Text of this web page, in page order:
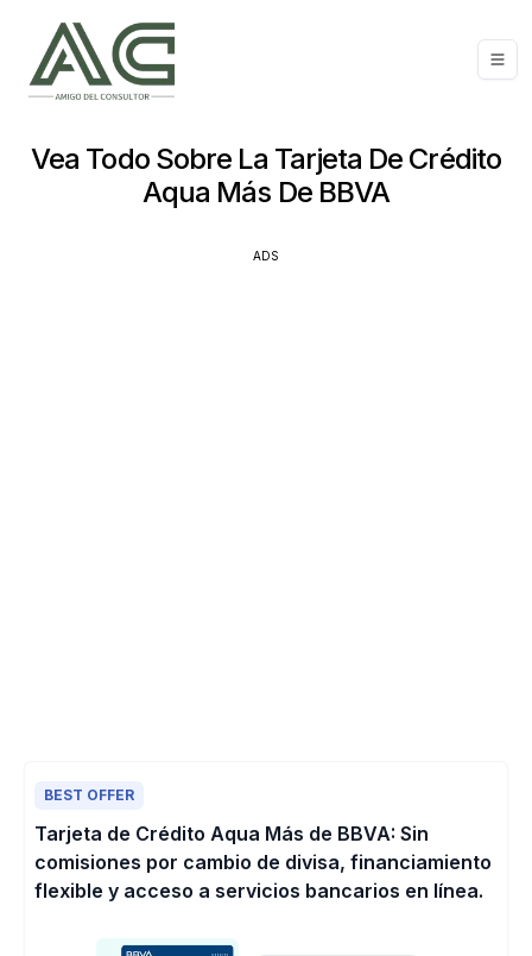
Vea Todo Sobre La Tarjeta De Crédito
Aqua Más De BBVA
ADS
BEST OFFER
Tarjeta de Crédito Aqua Más de BBVA: Sin
comisiones por cambio de divisa, financiamiento
flexible y acceso a servicios bancarios en línea.